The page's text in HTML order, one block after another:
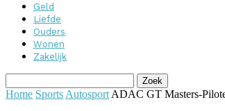
Geld
Liefde
Ouders
Wonen
Zakelijk
Home Sports Autosport ADAC GT Masters-